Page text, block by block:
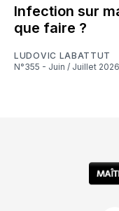
Infection sur
que faire ?
LUDOVIC LABATTUT
N°355 - Juin / Juillet 2026